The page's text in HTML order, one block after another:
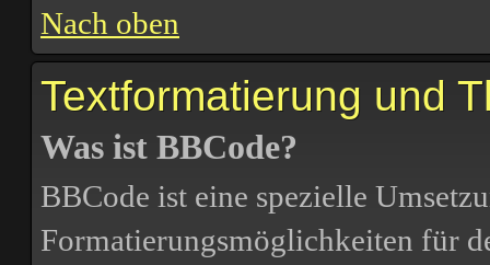
Nach oben
Textformatierung und
Was ist BBCode?
BBCode ist eine spezielle
Formatierungsmöglichkeiten für